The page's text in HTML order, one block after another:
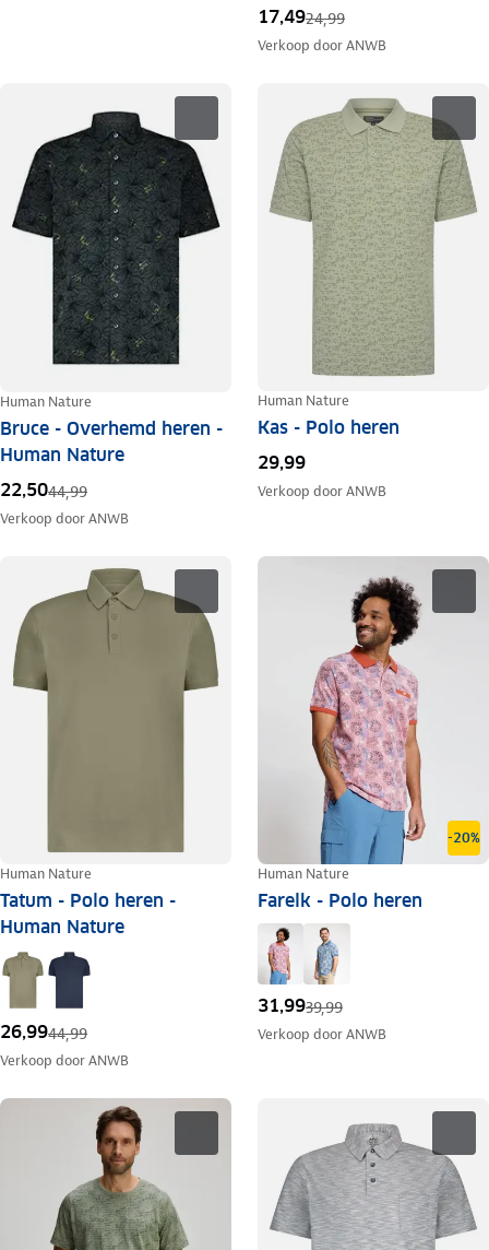
17,4924,99
Verkoop doorANWB
Human Nature
Bruce - Overhemd heren -
Human Nature
22,5044,99
Verkoop doorANWB
Human Nature
Kas - Polo heren
29,99
Verkoop doorANWB
Human Nature
Tatum - Polo heren -
Human Nature
26,9944,99
Verkoop doorANWB
-20%
Human Nature
Farelk - Polo heren
31,9939,99
Verkoop doorANWB